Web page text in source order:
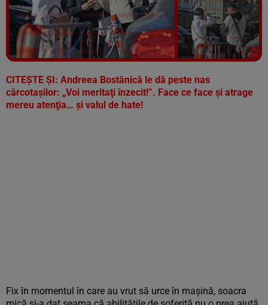
Vezi galeria foto
13 poze
CITEŞTE ŞI: Andreea Bostănică le dă peste nas
cârcotaşilor: „Voi meritaţi înzecit!”. Face ce face şi atrage
mereu atenţia… şi valul de hate!
Fix în momentul în care au vrut să urce în maşină, soacra